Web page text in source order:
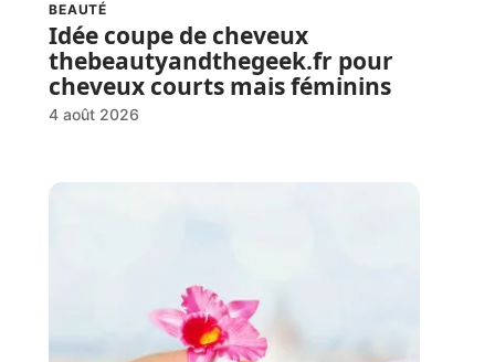
BEAUTÉ
Idée coupe de cheveux
thebeautyandthegeek.fr pour
cheveux courts mais féminins
4 août 2026